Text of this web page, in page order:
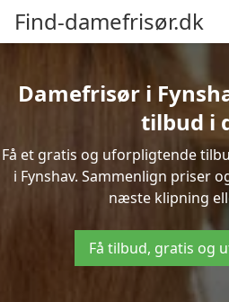
Find-damefrisør.dk
Damefrisør i
tilbud i
Få et gratis og uforpligtende
i Fynshav. Sammenlign priser
næste klipning
Få tilbud, gratis og